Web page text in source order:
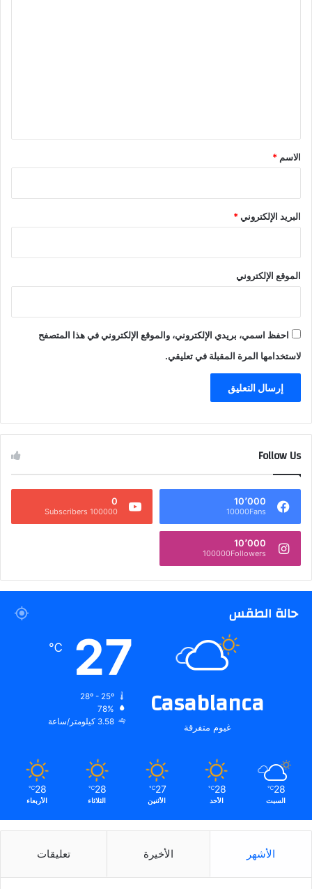
*
الاسم *
البريد الإلكتروني*
الموقع الإلكتروني
احفظ اسمي، بريدي الإلكتروني، والموقع الإلكتروني في هذا المتصفح
لاستخدامها المرة المقبلة في تعليقي.
Follow Us
10٬000
10000Fans
0
100000 Subscribers
10٬000
100000Followers
حالة الطقس
Casablanca
غيوم متفرقة
27
℃
78%
3.58 كيلومتر/ساعة
28
℃
السبت
28
℃
الأحد
27
℃
الأثنين
28
℃
الثلاثاء
28
℃
الأربعاء
الأشهر الأخيرة تعليقات